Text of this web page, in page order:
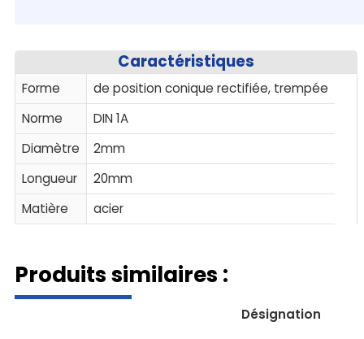
Caractéristiques
Forme
de position conique rectifiée, trempée
Norme
DIN 1A
Diamètre
2mm
Longueur
20mm
Matière
acier
Produits similaires :
Désignation